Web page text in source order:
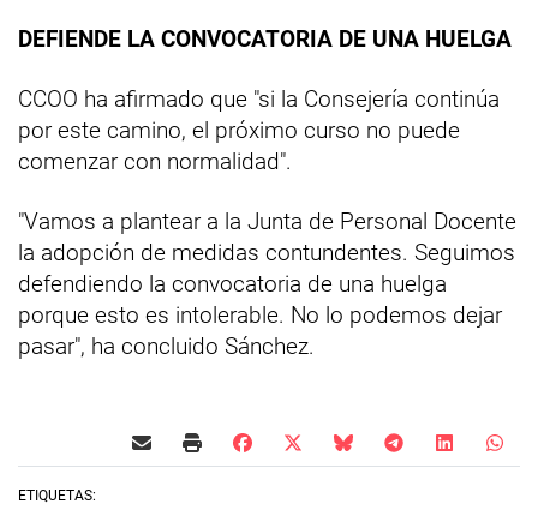
DEFIENDE LA CONVOCATORIA DE UNA HUELGA
CCOO ha afirmado que "si la Consejería continúa
por este camino, el próximo curso no puede
comenzar con normalidad".
"Vamos a plantear a la Junta de Personal Docente
la adopción de medidas contundentes. Seguimos
defendiendo la convocatoria de una huelga
porque esto es intolerable. No lo podemos dejar
pasar", ha concluido Sánchez.
ETIQUETAS: